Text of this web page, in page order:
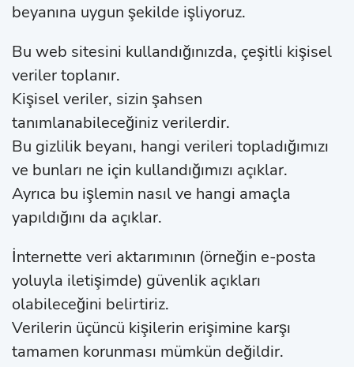
beyanına uygun şekilde işliyoruz.
Bu web sitesini kullandığınızda, çeşitli kişisel
veriler toplanır.
Kişisel veriler, sizin şahsen
tanımlanabileceğiniz verilerdir.
Bu gizlilik beyanı, hangi verileri topladığımızı
ve bunları ne için kullandığımızı açıklar.
Ayrıca bu işlemin nasıl ve hangi amaçla
yapıldığını da açıklar.
İnternette veri aktarımının (örneğin e-posta
yoluyla iletişimde) güvenlik açıkları
olabileceğini belirtiriz.
Verilerin üçüncü kişilerin erişimine karşı
tamamen korunması mümkün değildir.